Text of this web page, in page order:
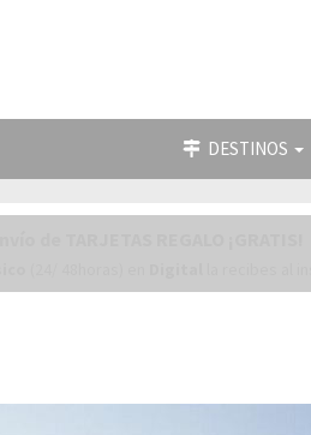
DESTINOS